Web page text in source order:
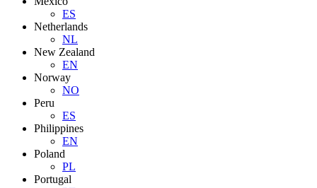
ES
Netherlands
NL
New Zealand
EN
Norway
NO
Peru
ES
Philippines
EN
Poland
PL
Portugal